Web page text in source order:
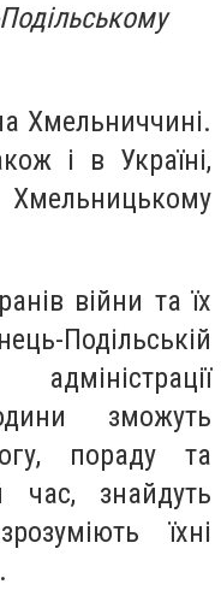
Хмельниччині.
і в Україні,
війни та їх
Подільській
зможуть
пораду та
час, знайдуть
їхні